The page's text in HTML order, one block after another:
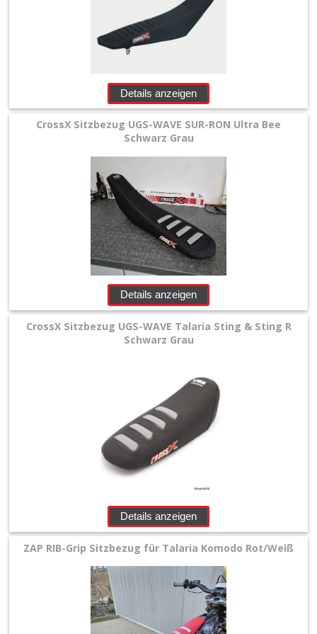
Details anzeigen
CrossX Sitzbezug UGS-WAVE SUR-RON Ultra Bee
Schwarz Grau
Details anzeigen
CrossX Sitzbezug UGS-WAVE Talaria Sting & Sting R
Schwarz Grau
Details anzeigen
ZAP RIB-Grip Sitzbezug für Talaria Komodo Rot/Weiß